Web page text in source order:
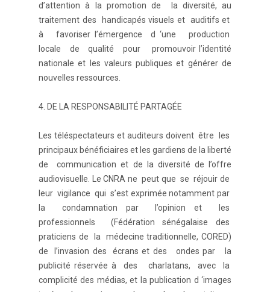
d’attention à la promotion de la diversité, au
traitement des handicapés visuels et auditifs et
à favoriser l’émergence d ‘une production
locale de qualité pour promouvoir l’identité
nationale et les valeurs publiques et générer de
nouvelles ressources.
4. DE LA RESPONSABILITÉ PARTAGÉE
Les téléspectateurs et auditeurs doivent être les
principaux bénéficiaires et les gardiens de la liberté
de communication et de la diversité de l’offre
audiovisuelle. Le CNRA ne peut que se réjouir de
leur vigilance qui s’est exprimée notamment par
la condamnation par l’opinion et les
professionnels (Fédération sénégalaise des
praticiens de la médecine traditionnelle, CORED)
de l’invasion des écrans et des ondes par la
publicité réservée à des charlatans, avec la
complicité des médias, et la publication d ‘images